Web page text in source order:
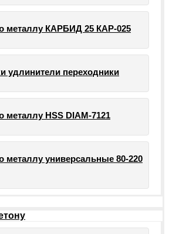
металлу КАРБИД 25 КАР-025
удлинители переходники
металлу HSS DIAM-7121
металлу универсальные 80-220